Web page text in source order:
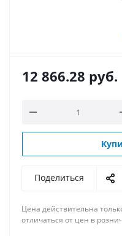
12 866.28 руб.
Поделиться
Цена действительна
отличаться от цен в